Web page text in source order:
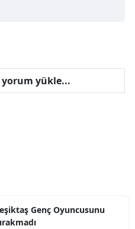
yükle...
Genç Oyuncusunu